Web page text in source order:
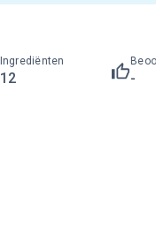
Ingrediënten
12 -